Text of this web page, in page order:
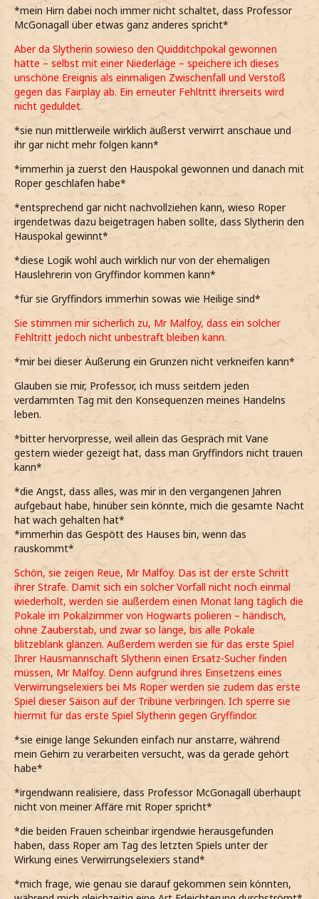
*mein Hirn dabei noch immer nicht schaltet, dass Professor
McGonagall über etwas ganz anderes spricht*
Aber da Slytherin sowieso den Quidditchpokal gewonnen
hätte – selbst mit einer Niederlage – speichere ich dieses
unschöne Ereignis als einmaligen Zwischenfall und Verstoß
gegen das Fairplay ab. Ein erneuter Fehltritt ihrerseits wird
nicht geduldet.
*sie nun mittlerweile wirklich äußerst verwirrt anschaue und
ihr gar nicht mehr folgen kann*
*immerhin ja zuerst den Hauspokal gewonnen und danach mit
Roper geschlafen habe*
*entsprechend gar nicht nachvollziehen kann, wieso Roper
irgendetwas dazu beigetragen haben sollte, dass Slytherin den
Hauspokal gewinnt*
*diese Logik wohl auch wirklich nur von der ehemaligen
Hauslehrerin von Gryffindor kommen kann*
*für sie Gryffindors immerhin sowas wie Heilige sind*
Sie stimmen mir sicherlich zu, Mr Malfoy, dass ein solcher
Fehltritt jedoch nicht unbestraft bleiben kann.
*mir bei dieser Äußerung ein Grunzen nicht verkneifen kann*
Glauben sie mir, Professor, ich muss seitdem jeden
verdammten Tag mit den Konsequenzen meines Handelns
leben.
*bitter hervorpresse, weil allein das Gespräch mit Vane
gestern wieder gezeigt hat, dass man Gryffindors nicht trauen
kann*
*die Angst, dass alles, was mir in den vergangenen Jahren
aufgebaut habe, hinüber sein könnte, mich die gesamte Nacht
hat wach gehalten hat*
*immerhin das Gespött des Hauses bin, wenn das
rauskommt*
Schön, sie zeigen Reue, Mr Malfoy. Das ist der erste Schritt
ihrer Strafe. Damit sich ein solcher Vorfall nicht noch einmal
wiederholt, werden sie außerdem einen Monat lang täglich die
Pokale im Pokalzimmer von Hogwarts polieren – händisch,
ohne Zauberstab, und zwar so lange, bis alle Pokale
blitzeblank glänzen. Außerdem werden sie für das erste Spiel
Ihrer Hausmannschaft Slytherin einen Ersatz-Sucher finden
müssen, Mr Malfoy. Denn aufgrund ihres Einsetzens eines
Verwirrungselexiers bei Ms Roper werden sie zudem das erste
Spiel dieser Saison auf der Tribüne verbringen. Ich sperre sie
hiermit für das erste Spiel Slytherin gegen Gryffindor.
*sie einige lange Sekunden einfach nur anstarre, während
mein Gehirn zu verarbeiten versucht, was da gerade gehört
habe*
*irgendwann realisiere, dass Professor McGonagall überhaupt
nicht von meiner Affäre mit Roper spricht*
*die beiden Frauen scheinbar irgendwie herausgefunden
haben, dass Roper am Tag des letzten Spiels unter der
Wirkung eines Verwirrungselexiers stand*
*mich frage, wie genau sie darauf gekommen sein könnten,